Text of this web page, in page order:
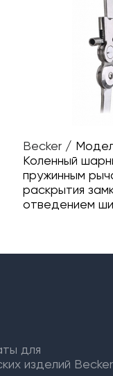
Becker/
Коленный
пружинным
раскрытия
отведением
для
изделий Becker